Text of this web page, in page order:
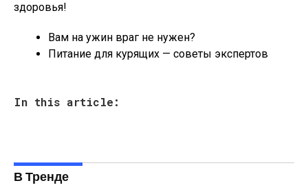
здоровья!
Вам на ужин враг не нужен?
Питание для курящих — советы экспертов
In this article:
В Тренде